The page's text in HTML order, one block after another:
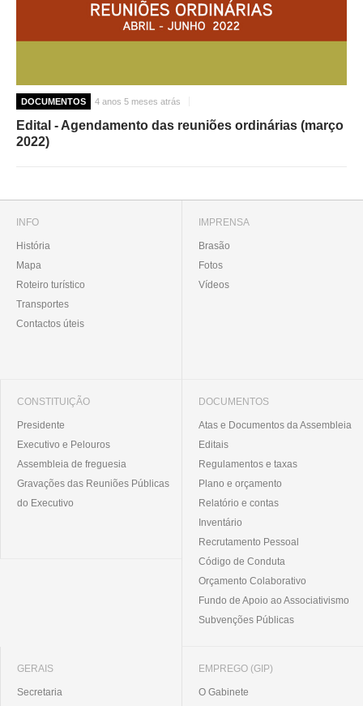
DOCUMENTOS 4 anos 5 meses atrás
Edital - Agendamento das reuniões ordinárias (março
2022)
INFO
História
Mapa
Roteiro turístico
Transportes
Contactos úteis
IMPRENSA
Brasão
Fotos
Vídeos
CONSTITUIÇÃO
Presidente
Executivo e Pelouros
Assembleia de freguesia
Gravações das Reuniões Públicas
do Executivo
DOCUMENTOS
Atas e Documentos da Assembleia
Editais
Regulamentos e taxas
Plano e orçamento
Relatório e contas
Inventário
Recrutamento Pessoal
Código de Conduta
Orçamento Colaborativo
Fundo de Apoio ao Associativismo
Subvenções Públicas
GERAIS
Secretaria
EMPREGO (GIP)
O Gabinete